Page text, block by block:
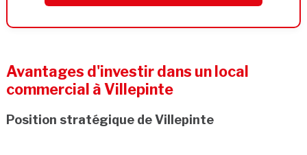
Avantages d'investir dans un local
commercial à Villepinte
Position stratégique de Villepinte